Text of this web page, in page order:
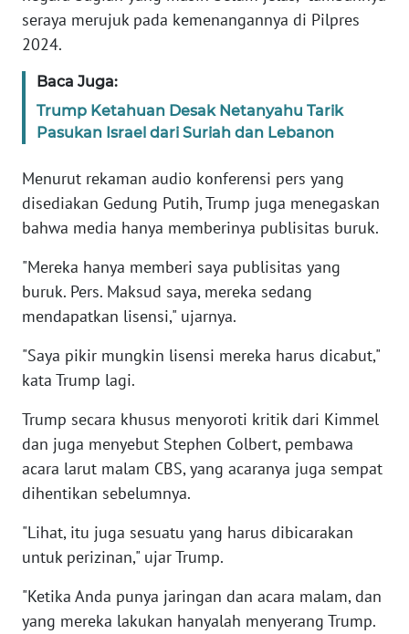
seraya merujuk pada kemenangannya di Pilpres
2024.
Baca Juga:
Trump Ketahuan Desak Netanyahu Tarik
Pasukan Israel dari Suriah dan Lebanon
Menurut rekaman audio konferensi pers yang
disediakan Gedung Putih, Trump juga menegaskan
bahwa media hanya memberinya publisitas buruk.
"Mereka hanya memberi saya publisitas yang
buruk. Pers. Maksud saya, mereka sedang
mendapatkan lisensi," ujarnya.
"Saya pikir mungkin lisensi mereka harus dicabut,"
kata Trump lagi.
Trump secara khusus menyoroti kritik dari Kimmel
dan juga menyebut Stephen Colbert, pembawa
acara larut malam CBS, yang acaranya juga sempat
dihentikan sebelumnya.
"Lihat, itu juga sesuatu yang harus dibicarakan
untuk perizinan," ujar Trump.
"Ketika Anda punya jaringan dan acara malam, dan
yang mereka lakukan hanyalah menyerang Trump.
WN
JAKARTA
WN
JABAR
BANTEN
WN
NTT
WN
KEPRI
WN
PAPUA
WN
PAPUA
BARAT
RIAU
SERAMBI